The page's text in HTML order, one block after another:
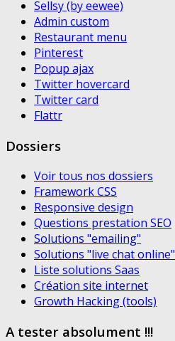
Sellsy (by eewee)
Admin custom
Restaurant menu
Pinterest
Popup ajax
Twitter hovercard
Twitter card
Flattr
Dossiers
Voir tous nos dossiers
Framework CSS
Responsive design
Questions prestation SEO
Solutions "emailing"
Solutions "live chat online"
Liste solutions Saas
Création site internet
Growth Hacking (tools)
A tester absolument !!!